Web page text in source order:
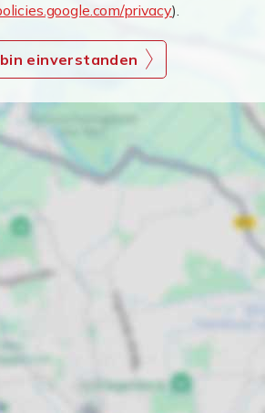
privacy).
einverstanden